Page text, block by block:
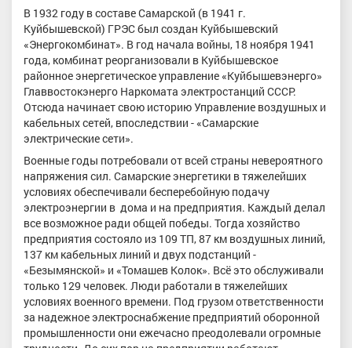
В 1932 году в составе Самарской (в 1941 г.
Куйбышевской) ГРЭС был создан Куйбышевский
«Энергокомбинат». В год начала войны, 18 ноября 1941
года, комбинат реорганизовали в Куйбышевское
районное энергетическое управление «Куйбышевэнерго»
Главвостокэнерго Наркомата электростанций СССР.
Отсюда начинает свою историю Управление воздушных и
кабельных сетей, впоследствии - «Самарские
электрические сети».
Военные годы потребовали от всей страны невероятного
напряжения сил. Самарские энергетики в тяжелейших
условиях обеспечивали бесперебойную подачу
электроэнергии в дома и на предприятия. Каждый делал
все возможное ради общей победы. Тогда хозяйство
предприятия состояло из 109 ТП, 87 км воздушных линий,
137 км кабельных линий и двух подстанций -
«Безымянской» и «Томашев Колок». Всё это обслуживали
только 129 человек. Люди работали в тяжелейших
условиях военного времени. Под грузом ответственности
за надежное электроснабжение предприятий оборонной
промышленности они ежечасно преодолевали огромные